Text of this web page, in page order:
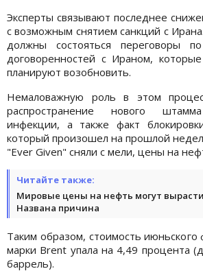
Эксперты связывают последнее
с возможным снятием санкций с
должны состояться переговоры
договоренностей с Ираном,
планируют возобновить.
Немаловажную роль в этом
распространение нового
инфекции, а также факт
который произошел на прошлой
"Ever Given" сняли с мели, цены на
Читайте также:
Мировые цены на нефть могут вырасти
Названа причина
Таким образом, стоимость
марки Brent упала на 4,49 процента
баррель).